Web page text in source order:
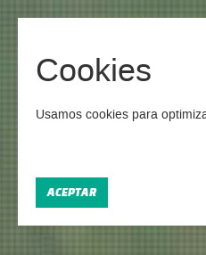
Cookies
Usamos cookies para
ACEPTAR